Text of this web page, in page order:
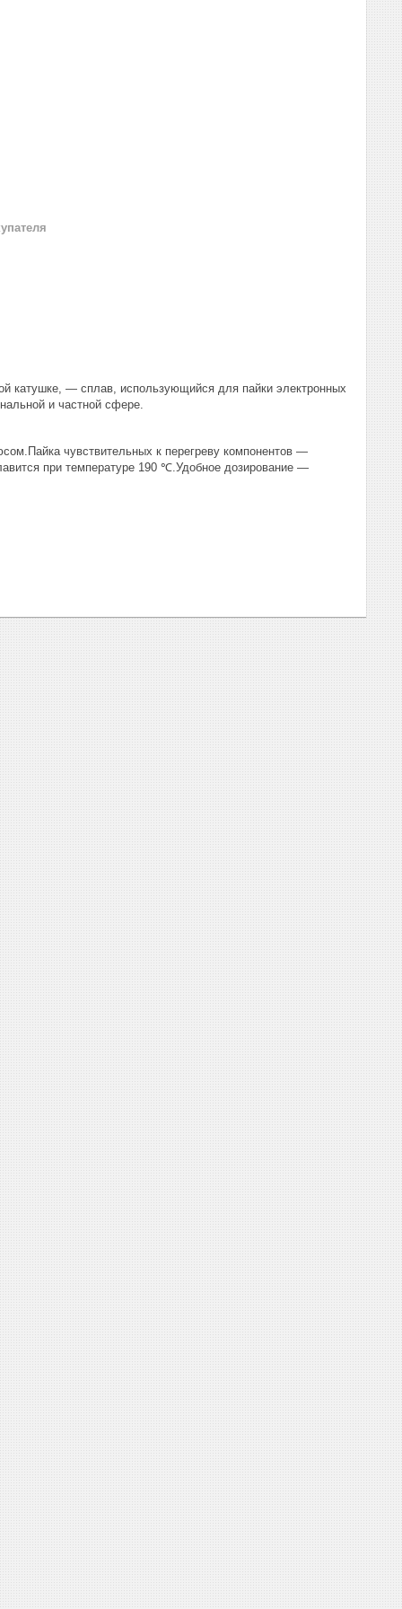
катушке, — сплав, использующийся для пайки электронных
и частной сфере.
чувствительных к перегреву компонентов —
при температуре 190 ℃.Удобное дозирование —